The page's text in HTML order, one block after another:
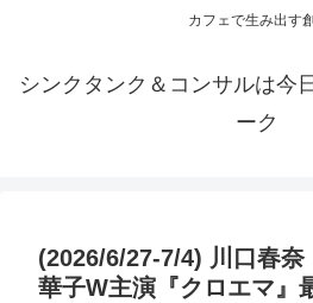
カフェで生み出す
シンクタンク＆コンサルは今
ーク
(2026/6/27-7/4) 川口春
華子W主演『クロエマ』